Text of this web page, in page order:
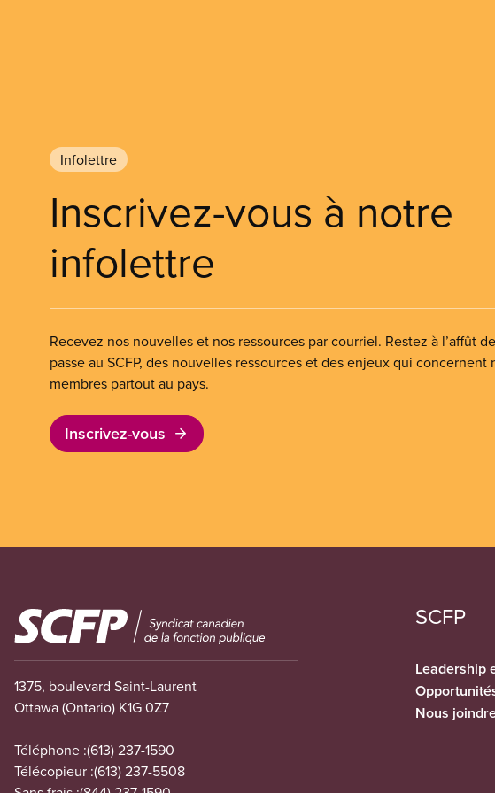
Infolettre
Inscrivez-vous à notre
infolettre
Recevez nos nouvelles et nos ressources par courriel. Restez à l’affût
passe au SCFP, des nouvelles ressources et des enjeux qui concernent
membres partout au pays.
Inscrivez-vous
Image
1375, boulevard Saint-Laurent
Ottawa (Ontario) K1G 0Z7
Téléphone :(613) 237-1590
Télécopieur :(613) 237-5508
SCFP
Leadership
Nous